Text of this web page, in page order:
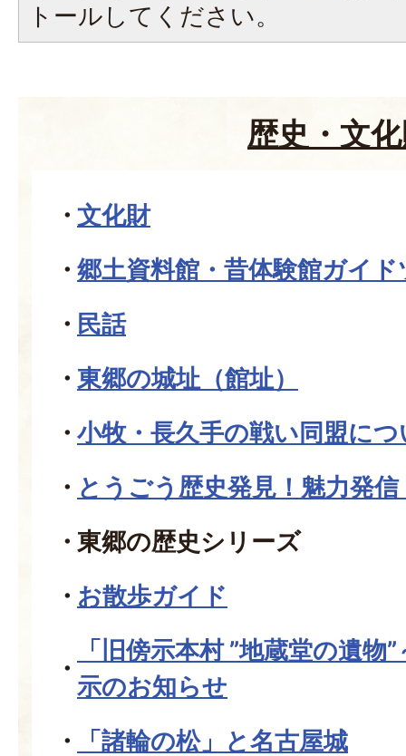
トールしてください。
歴史・文
文化財
郷土資料館・昔体験館ガイド
民話
東郷の城址（館址）
小牧・長久手の戦い同盟に
とうごう歴史発見！魅力発信
東郷の歴史シリーズ
お散歩ガイド
「旧傍示本村 ”地蔵堂の遺物
示のお知らせ
「諸輪の松」と名古屋城